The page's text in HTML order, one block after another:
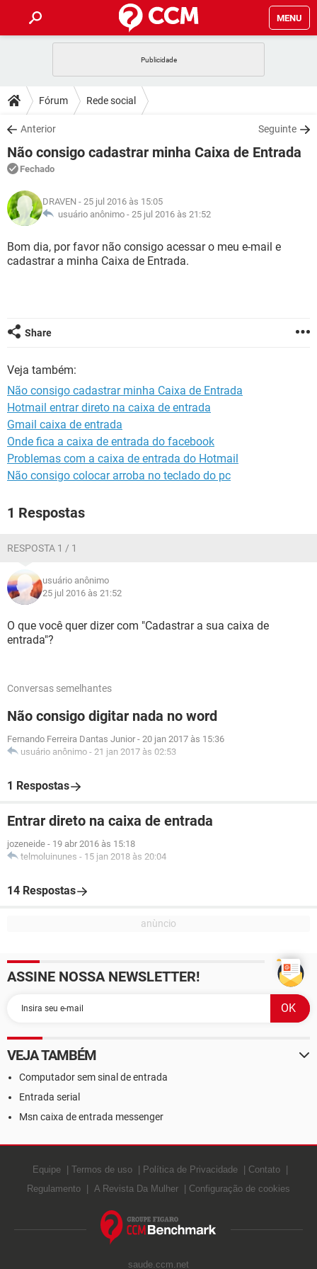
MENU
CELULAR
OUTLOOK
INSTAGRAM GMAIL
GUIA DE COMPRAS
DICAS
JOGOS
OUTLOOK
INSTAGRAM
GUIA DE COMPRAS
DOWNLOADS
JOGOS WHATSAPP
CELULAR
OUTLOOK
INSTAGRAM
GUIA DE COMPRAS
FÓRUM
JOGOS
CELULAR FACEBOOK
INSTAGRAM GMAIL
GLOSSÁRIO
JOGOS
CELULAR FACEBOOK
Fórum Rede social
Anterior Seguinte
Não consigo cadastrar minha Caixa de Entrada
Fechado
DRAVEN - 25 jul 2016 às 15:05
usuário anônimo - 25 jul 2016 às 21:52
Bom dia, por favor não consigo acessar o meu e-mail e
cadastrar a minha Caixa de Entrada.
Share
Veja também:
Não consigo cadastrar minha Caixa de Entrada
Hotmail entrar direto na caixa de entrada
Gmail caixa de entrada
Onde fica a caixa de entrada do facebook
Problemas com a caixa de entrada do Hotmail
Não consigo colocar arroba no teclado do pc
1 Respostas
RESPOSTA 1 / 1
usuário anônimo
25 jul 2016 às 21:52
O que você quer dizer com "Cadastrar a sua caixa de
entrada"?
Conversas semelhantes
Não consigo digitar nada no word
Fernando Ferreira Dantas Junior - 20 jan 2017 às 15:36
usuário anônimo - 21 jan 2017 às 02:53
1 Respostas
Entrar direto na caixa de entrada
jozeneide - 19 abr 2016 às 15:18
telmoluinunes - 15 jan 2018 às 20:04
14 Respostas
ASSINE NOSSA NEWSLETTER!
VEJA TAMBÉM
Computador sem sinal de entrada
Entrada serial
Msn caixa de entrada messenger
Equipe Termos de uso Política de Privacidade
Contato
Regulamento
A Revista Da Mulher Configuração de cookies
saude.ccm.net